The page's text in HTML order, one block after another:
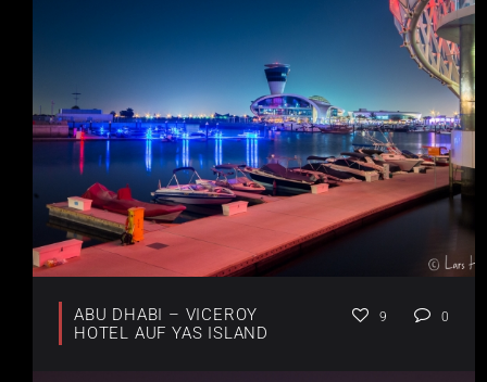
ABU DHABI – VICEROY
HOTEL AUF YAS ISLAND
9 0